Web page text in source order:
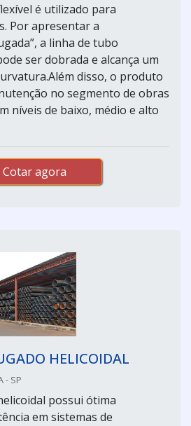
é utilizado para
Por apresentar a
a linha de tubo
ser dobrada e alcança um
disso, o produto
no segmento de obras
níveis de baixo, médio e alto
Cotar agora
HELICOIDAL
- SP
possui ótima
em sistemas de